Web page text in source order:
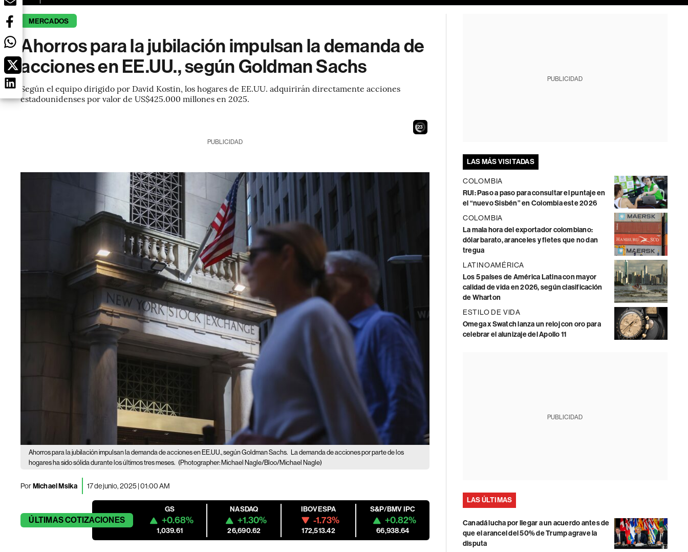
MERCADOS
Ahorros para la jubilación impulsan la demanda de
acciones en EE.UU., según Goldman Sachs
Según el equipo dirigido por David Kostin, los hogares de EE.UU. adquirirán directamente acciones
estadounidenses por valor de US$425.000 millones en 2025.
22
PUBLICIDAD
Ahorros para la jubilación impulsan la demanda de acciones en EE.UU., según Goldman Sachs. La demanda de acciones por parte de los
hogares ha sido sólida durante los últimos tres meses. (Photographer: Michael Nagle/Bloo/Michael Nagle)
PorMichael Msika 17 de junio, 2025 | 01:00 AM
ÚLTIMASCOTIZACIONES
GS
+0.68%
1,039.61
NASDAQ
+1.30%
26,690.62
IBOVESPA
-1.73%
172,513.42
S&P/BMV IPC
+0.82%
66,938.64
PUBLICIDAD
LAS MÁS VISITADAS
COLOMBIA
RUI: Paso a paso para consultar el puntaje en
el “nuevo Sisbén” en Colombia este 2026
COLOMBIA
La mala hora del exportador colombiano:
dólar barato, aranceles y fletes que no dan
tregua
LATINOAMÉRICA
Los 5 países de América Latina con mayor
calidad de vida en 2026, según clasificación
de Wharton
ESTILO DE VIDA
Omega x Swatch lanza un reloj con oro para
celebrar el alunizaje del Apollo 11
PUBLICIDAD
LAS ÚLTIMAS
Canadá lucha por llegar a un acuerdo antes de
que el arancel del 50% de Trump agrave la
disputa